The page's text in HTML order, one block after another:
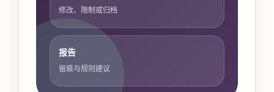
修改、限制或归档
报告
留痕与规则建议